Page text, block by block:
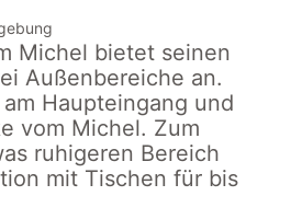
Michel bietet seinen
Außenbereiche an.
Haupteingang und
vom Michel. Zum
ruhigeren Bereich
mit Tischen für bis